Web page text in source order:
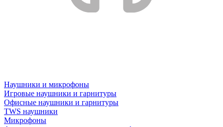
Наушники и микрофоны
Игровые наушники и гарнитуры
Офисные наушники и гарнитуры
TWS наушники
Микрофоны